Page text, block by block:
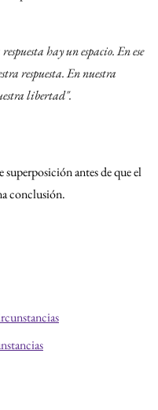
hay un espacio. En ese
respuesta. En nuestra
libertad".
superposición antes de que el
conclusión.